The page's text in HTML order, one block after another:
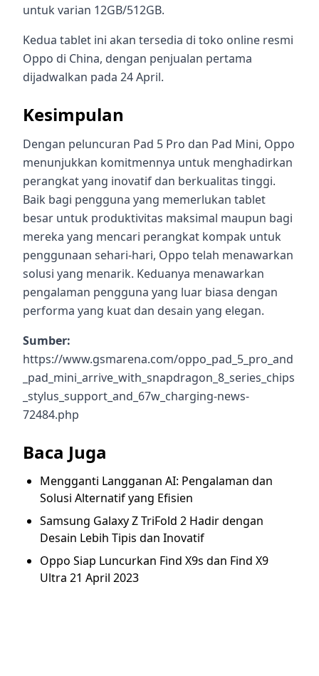
untuk varian 12GB/512GB.
Kedua tablet ini akan tersedia di toko online resmi
Oppo di China, dengan penjualan pertama
dijadwalkan pada 24 April.
Kesimpulan
Dengan peluncuran Pad 5 Pro dan Pad Mini, Oppo
menunjukkan komitmennya untuk menghadirkan
perangkat yang inovatif dan berkualitas tinggi.
Baik bagi pengguna yang memerlukan tablet
besar untuk produktivitas maksimal maupun bagi
mereka yang mencari perangkat kompak untuk
penggunaan sehari-hari, Oppo telah menawarkan
solusi yang menarik. Keduanya menawarkan
pengalaman pengguna yang luar biasa dengan
performa yang kuat dan desain yang elegan.
Sumber:
https://www.gsmarena.com/oppo_pad_5_pro_and
_pad_mini_arrive_with_snapdragon_8_series_chips
_stylus_support_and_67w_charging-news-
72484.php
Baca Juga
Mengganti Langganan AI: Pengalaman dan
Solusi Alternatif yang Efisien
Samsung Galaxy Z TriFold 2 Hadir dengan
Desain Lebih Tipis dan Inovatif
Oppo Siap Luncurkan Find X9s dan Find X9
Ultra 21 April 2023